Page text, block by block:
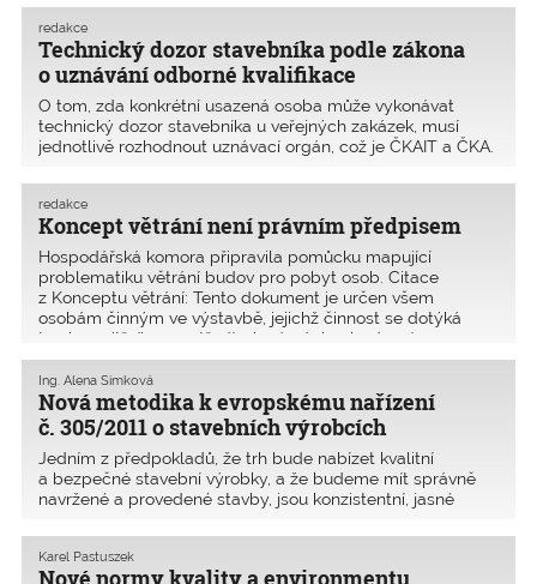
podnikatel jako zhotovitel. Do 31. 12. 2017 u stavby fi
Technický dozor stavebníka podle zákona
o uznávání odborné kvalifikace
redakce
O tom, zda konkrétní usazená osoba může vykonávat
technický dozor stavebníka u veřejných zakázek, musí
jednotlivě rozhodnout uznávací orgán, což je ČKAIT a ČKA.
ředitelku odboru stavebního řádu MMR ČR, o stanovis
Koncept větrání není právním předpisem
redakce
Hospodářská komora připravila pomůcku mapující
problematiku větrání budov pro pobyt osob. Citace
z Konceptu větrání: Tento dokument je určen všem
osobám činným ve výstavbě, jejichž činnost se dotýká
tvorby vnitřního prostředí v budovách – budoucím
stavebníkům, u
Nová metodika k evropskému nařízení
č. 305/2011 o stavebních výrobcích
Ing. Alena Šimková
Jedním z předpokladů, že trh bude nabízet kvalitní
a bezpečné stavební výrobky, a že budeme mít správně
navržené a provedené stavby, jsou konzistentní, jasné
vymahatelné. Dalším a neméně důležitým předpokladem
je správná aplikace předpisů vycházející z jejich detailní
Karel Pastuszek